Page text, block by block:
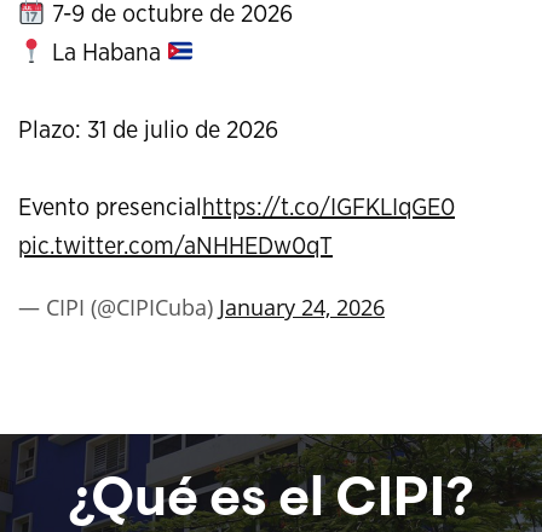
7-9 de octubre de 2026
La Habana
Plazo: 31 de julio de 2026
Evento presencial https://t.co/IGFKLIqGE0
pic.twitter.com/aNHHEDw0qT
— CIPI (@CIPICuba) January 24, 2026
¿Qué es el CIPI?